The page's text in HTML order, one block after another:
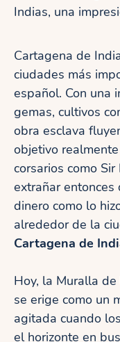
Indias, una
Cartagena de
ciudades más
español. Con una
gemas, cultivos
obra esclava
objetivo
corsarios como
extrañar
dinero como lo
alrededor de la
Cartagena de
Hoy, la Muralla
se erige como un
agitada cuando
el horizonte en